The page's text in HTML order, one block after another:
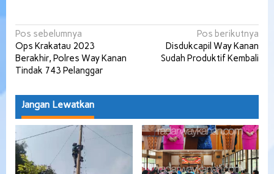
Navigasi
pos
Pos sebelumnya
Ops Krakatau 2023
Berakhir, Polres Way Kanan
Tindak 743 Pelanggar
Pos berikutnya
Disdukcapil Way Kanan
Sudah Produktif Kembali
Jangan Lewatkan